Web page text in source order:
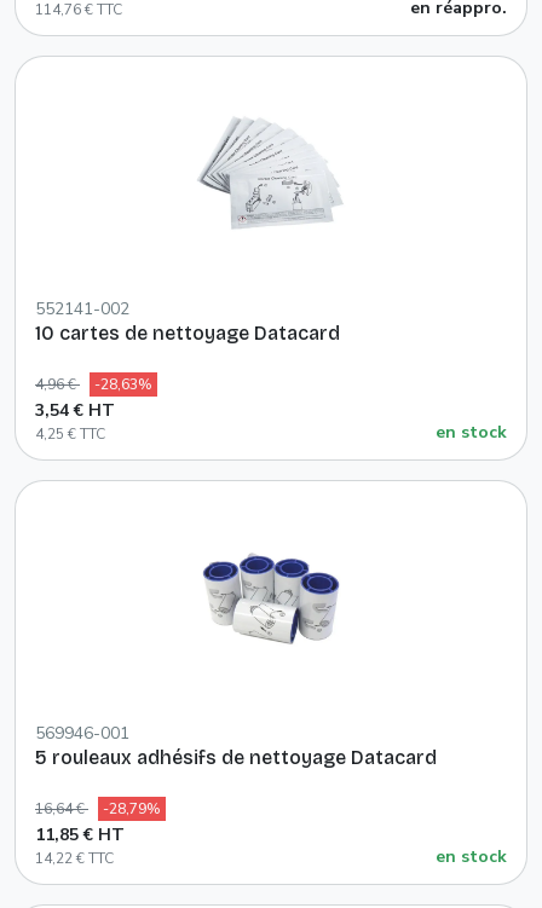
114,76 € TTC en réappro.
552141-002
10 cartes de nettoyage Datacard
4,96 € -28,63%
3,54 € HT
4,25 € TTC en stock
569946-001
5 rouleaux adhésifs de nettoyage Datacard
16,64 € -28,79%
11,85 € HT
14,22 € TTC en stock